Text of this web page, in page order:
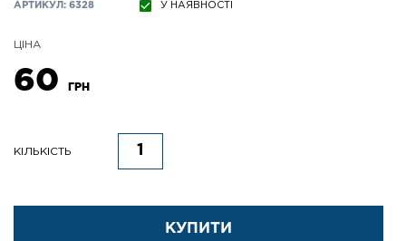
АРТИКУЛ: 6328 У НАЯВНОСТІ
ЦІНА
60 ГРН
КІЛЬКІСТЬ
КУПИТИ